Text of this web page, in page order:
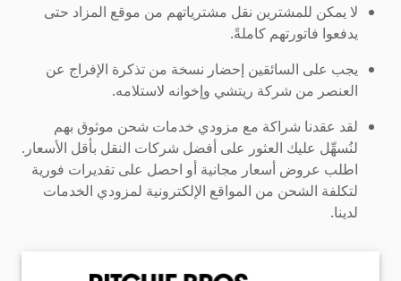
لا يمكن للمشترين نقل مشترياتهم من موقع المزاد حتى
يدفعوا فاتورتهم كاملةً.
يجب على السائقين إحضار نسخة من تذكرة الإفراج عن
العنصر من شركة ريتشي وإخوانه لاستلامه.
لقد عقدنا شراكة مع مزودي خدمات شحن موثوق بهم
لنُسهِّل عليك العثور على أفضل شركات النقل بأقل الأسعار.
اطلب عروض أسعار مجانية أو احصل على تقديرات فورية
لتكلفة الشحن من المواقع الإلكترونية لمزودي الخدمات
لدينا.